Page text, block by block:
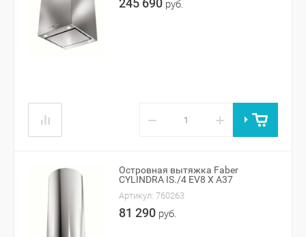
245 690 руб.
− +
Островная вытяжка Faber
CYLINDRA IS./4 EV8 X A37
Артикул: 760263
81 290 руб.